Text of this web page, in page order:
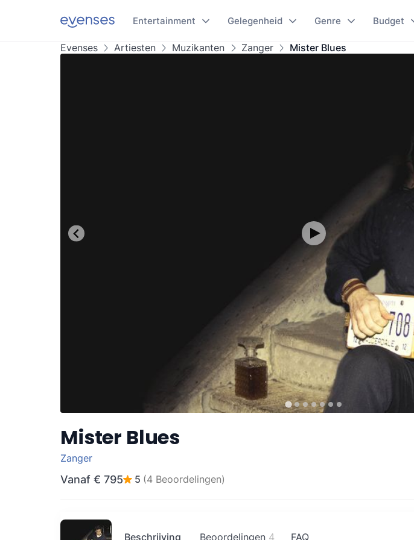
Entertainment Gelegenheid Genre Budget
Evenses Artiesten Muzikanten Zanger Mister Blues
Mister Blues
Zanger
Vanaf € 795 5 (4 Beoordelingen)
Beschrijving Beoordelingen 4 FAQ